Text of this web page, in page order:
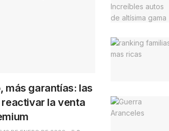
más garantías: las
la venta